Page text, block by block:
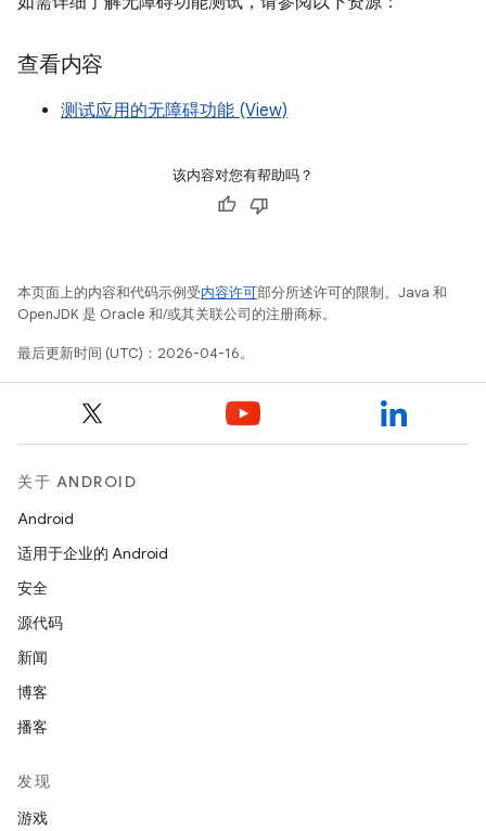
查看内容
测试应用的无障碍功能 (View)
该内容对您有帮助吗？
本页面上的内容和代码示例受内容许可部分所述许可的限制。Java 和
OpenJDK 是 Oracle 和/或其关联公司的注册商标。
最后更新时间 (UTC)：2026-04-16。
关于 ANDROID
Android
适用于企业的 Android
安全
源代码
新闻
博客
播客
发现
游戏